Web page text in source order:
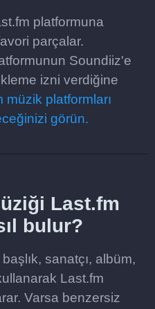
platformuna
parçalar.
Soundiiz'e
izni verdiğine
platformları
görün.
Last.fm
bulur?
sanatçı, albüm,
Last.fm
Varsa benzersiz